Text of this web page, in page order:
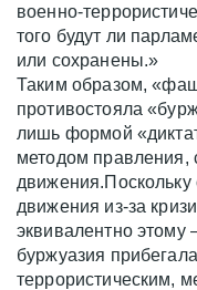
военно-
того будут ли
или сохранены.»
Таким образом,
противостояла
лишь формой
методом правления,
движения.Поскольку
движения из-за
эквивалентно
буржуазия
террористическим,